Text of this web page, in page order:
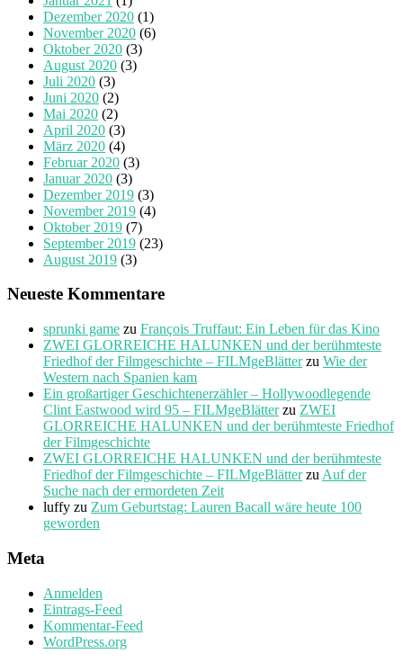
Dezember 2020 (1)
November 2020 (6)
Oktober 2020 (3)
August 2020 (3)
Juli 2020 (3)
Juni 2020 (2)
Mai 2020 (2)
April 2020 (3)
März 2020 (4)
Februar 2020 (3)
Januar 2020 (3)
Dezember 2019 (3)
November 2019 (4)
Oktober 2019 (7)
September 2019 (23)
August 2019 (3)
Neueste Kommentare
sprunki game zu François Truffaut: Ein Leben für das Kino
ZWEI GLORREICHE HALUNKEN und der berühmteste
Friedhof der Filmgeschichte – FILMgeBlätterzu Wie der
Western nach Spanien kam
Ein großartiger Geschichtenerzähler – Hollywoodlegende
Clint Eastwood wird 95 – FILMgeBlätterzu ZWEI
GLORREICHE HALUNKEN und der berühmteste Friedhof
der Filmgeschichte
ZWEI GLORREICHE HALUNKEN und der berühmteste
Friedhof der Filmgeschichte – FILMgeBlätterzu Auf der
Suche nach der ermordeten Zeit
luffy zu Zum Geburtstag: Lauren Bacall wäre heute 100
geworden
Meta
Anmelden
Eintrags-Feed
Kommentar-Feed
WordPress.org